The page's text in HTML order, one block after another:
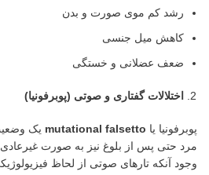
رشد کم موی صورت و بدن
کاهش میل جنسی
ضعف عضلانی و خستگی
اختلالات گفتاری و صوتی (پوبرفونیا)
پوبرفونیا یا mutational falsetto یک
مرد حتی پس از بلوغ نیز به صورت غیرعادی
وجود آنکه تارهای صوتی از لحاظ